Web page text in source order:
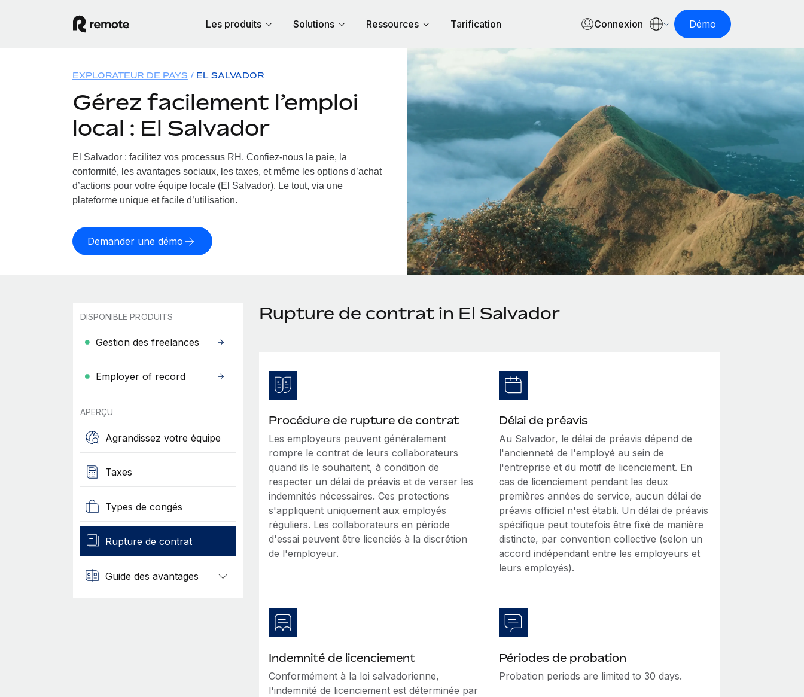
Les produits Solutions Ressources Tarification Connexion Démo
EXPLORATEUR DE PAYS EL SALVADOR
Gérez facilement l’emploi
local : El Salvador
El Salvador : facilitez vos processus RH. Confiez-nous la paie, la
conformité, les avantages sociaux, les taxes, et même les options d’achat
d’actions pour votre équipe locale (El Salvador). Le tout, via une
plateforme unique et facile d’utilisation.
Demander une démo
DISPONIBLE PRODUITS
Gestion des freelances
Employer of record
APERÇU
Agrandissez votre équipe
Taxes
Types de congés
Rupture de contrat
Guide des avantages
Rupture de contrat in El Salvador
Procédure de rupture de contrat
Les employeurs peuvent généralement
rompre le contrat de leurs collaborateurs
quand ils le souhaitent, à condition de
respecter un délai de préavis et de verser les
indemnités nécessaires. Ces protections
s'appliquent uniquement aux employés
réguliers. Les collaborateurs en période
d'essai peuvent être licenciés à la discrétion
de l'employeur.
Délai de préavis
Au Salvador, le délai de préavis dépend de
l'ancienneté de l'employé au sein de
l'entreprise et du motif de licenciement. En
cas de licenciement pendant les deux
premières années de service, aucun délai de
préavis officiel n'est établi. Un délai de préavis
spécifique peut toutefois être fixé de manière
distincte, par convention collective (selon un
accord indépendant entre les employeurs et
leurs employés).
Indemnité de licenciement
Conformément à la loi salvadorienne,
l'indemnité de licenciement est déterminée par
Périodes de probation
Probation periods are limited to 30 days.